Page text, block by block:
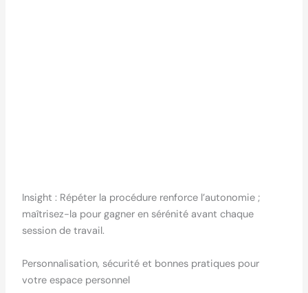
Insight : Répéter la procédure renforce l’autonomie ;
maîtrisez-la pour gagner en sérénité avant chaque
session de travail.
Personnalisation, sécurité et bonnes pratiques pour
votre espace personnel